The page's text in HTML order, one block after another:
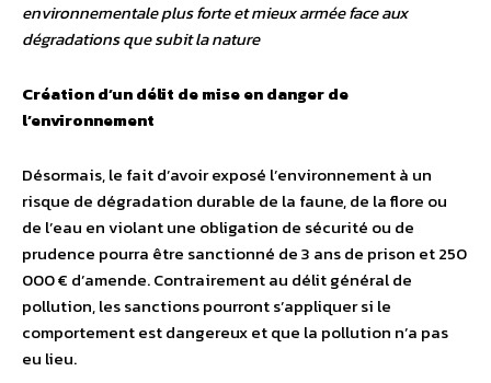
environnementale plus forte et mieux armée face aux
dégradations que subit la nature
Création d’un délit de mise en danger de
l’environnement
Désormais, le fait d’avoir exposé l’environnement à un
risque de dégradation durable de la faune, de la flore ou
de l’eau en violant une obligation de sécurité ou de
prudence pourra être sanctionné de 3 ans de prison et 250
000 € d’amende. Contrairement au délit général de
pollution, les sanctions pourront s’appliquer si le
comportement est dangereux et que la pollution n’a pas
eu lieu.